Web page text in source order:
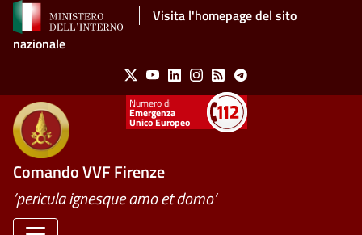
Salta al contenuto principaleVisita l'homepage del sito
nazionale
Social Menu
X YoutubeLinkedinInstagram
Feed Telegram
Emergenza
Unico Europeo
Comando VVF Firenze
’pericula ignesque amo et domo’